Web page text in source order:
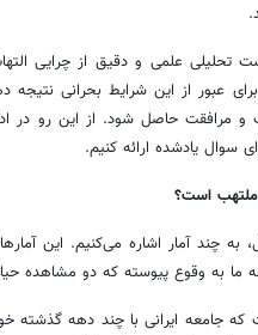
تحلیلی علمی و دقیق از چرایی
عبور از این شرایط بحرانی
و مرافقت حاصل شود. از این رو در
سوال یادشده ارائه کنیم.
ملتهب است؟
به چند آمار اشاره می‌کنیم. این
ما به وقوع پیوسته که دو مشاهده
جامعه ایرانی با چند دهه گذشته